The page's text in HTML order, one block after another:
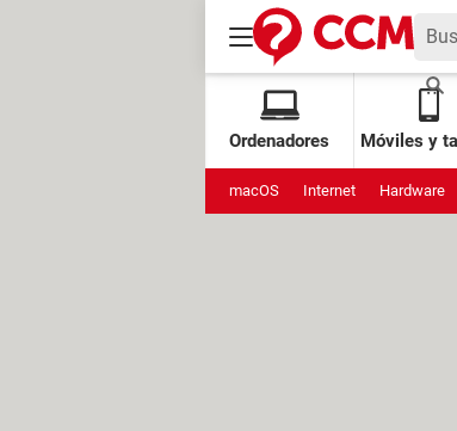
Ordenadores Móviles y
macOS Internet Hardware